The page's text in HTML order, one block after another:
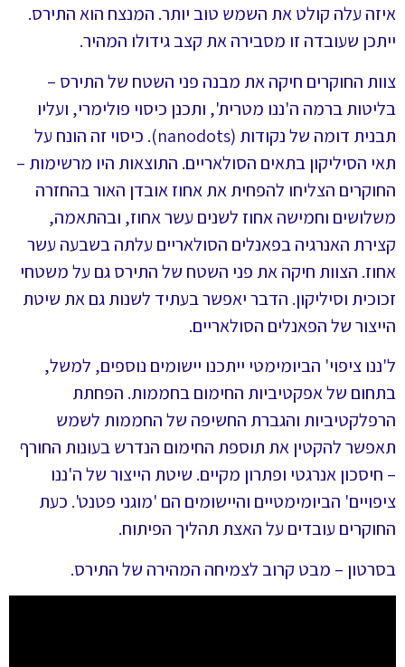
איזה עלה קולט את השמש טוב יותר. המנצח הוא התירס.
ייתכן שעובדה זו מסבירה את קצב גידולו המהיר.
צוות החוקרים חיקה את מבנה פני השטח של התירס –
בליטות ברמה ה'ננו מטרית', ותכנן כיסוי פולימרי, ועליו
תבנית דומה של נקודות (nanodots). כיסוי זה הונח על
תאי הסיליקון בתאים הסולאריים. התוצאות היו מרשימות –
החוקרים הצליחו להפחית את אחוז אובדן האור בהחזרה
משלושים וחמישה אחוז לשנים עשר אחוז, ובהתאמה,
קצירת האנרגיה בפאנלים הסולאריים עלתה בשבעה עשר
אחוז. הצוות חיקה את פני השטח של התירס גם על משטחי
זכוכית וסיליקון. הדבר יאפשר בעתיד לשנות גם את שיטת
הייצור של הפאנלים הסולאריים.
ל'ננו ציפוי' הביומימטי ייתכנו יישומים נוספים, למשל,
בתחום של אפקטיביות החימום בחממות. הפחתת
הרפלקטיביות והגברת החשיפה של החממות לשמש
תאפשר להקטין את תוספת החימום הנדרש בעונות החורף
– חיסכון אנרגטי ופתרון מקיים. שיטת הייצור של ה'ננו
ציפויים' הביומימטיים והיישומים הם 'מוגני פטנט'. כעת
החוקרים עובדים על האצת תהליך הפיתוח.
בסרטון – מבט קרוב לצמיחה המהירה של התירס.